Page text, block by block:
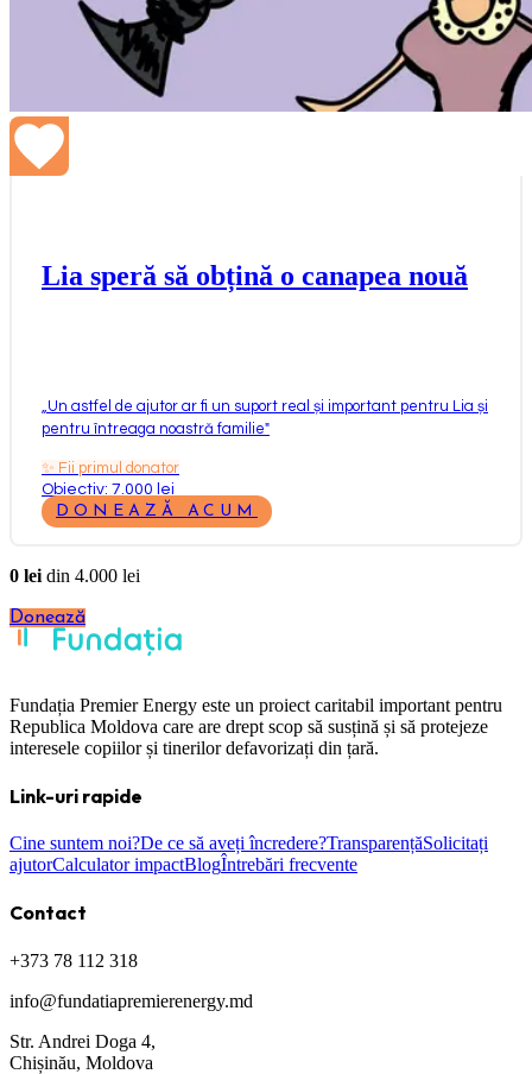
Lia speră să obțină o canapea nouă
Un astfel de ajutor ar fi un suport real și important pentru Lia și
pentru întreaga noastră familie"
✨ Fii primul donator
Obiectiv: 7.000 lei
DONEAZĂ ACUM
0 lei din 4.000 lei
Donează
Fundația Premier Energy este un proiect caritabil important pentru
Republica Moldova care are drept scop să susțină și să protejeze
interesele copiilor și tinerilor defavorizați din țară.
Link-uri rapide
Cine suntem noi?De ce să aveți încredere?TransparențăSolicitați
ajutorCalculator impactBlogÎntrebări frecvente
Contact
+373 78 112 318
info@fundatiapremierenergy.md
Str. Andrei Doga 4,
Chișinău, Moldova